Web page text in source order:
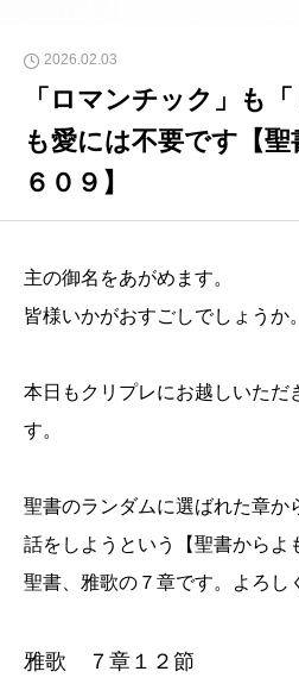
2026.02.03
「ロマンチック」も
も愛には不要です【
６０９】
主の御名をあがめます。
皆様いかがおすごしでしょうか
本日もクリプレにお越しいただ
す。
聖書のランダムに選ばれた章か
話をしようという【聖書からよ
聖書、雅歌の７章です。よろし
雅歌 ７章１２節